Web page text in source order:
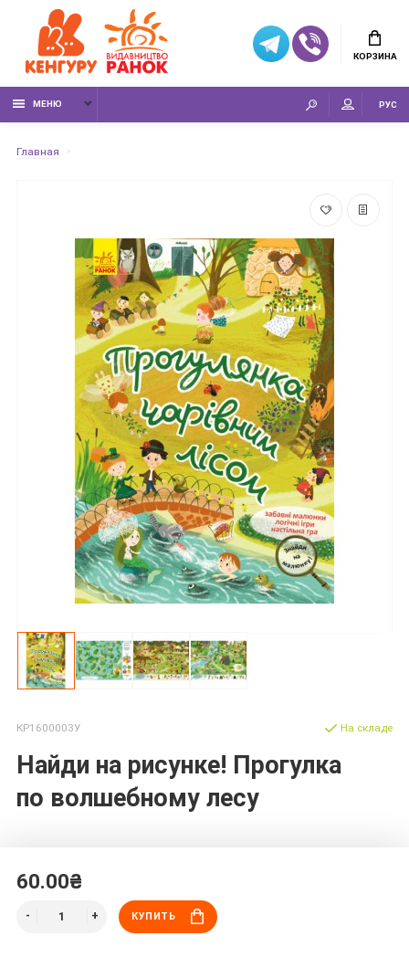
КОРЗИНА
МЕНЮ РУС
Главная
КР1600003У
Найди на рисунке! Прогулка
по волшебному лесу
На складе
60.00₴
КУПИТЬ